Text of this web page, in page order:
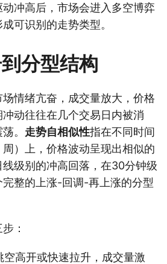
冲高后，市场会进入多空博弈
可识别的走势类型。
分型结构
情绪亢奋，成交量放大，价格
动往往在几个交易日内被消
。 走势自相似性指在不同时间
）上，价格波动呈现出相似的
级别的冲高回落，在30分钟级
整的上涨-回调-再上涨的分型
：
空高开或快速拉升，成交量激